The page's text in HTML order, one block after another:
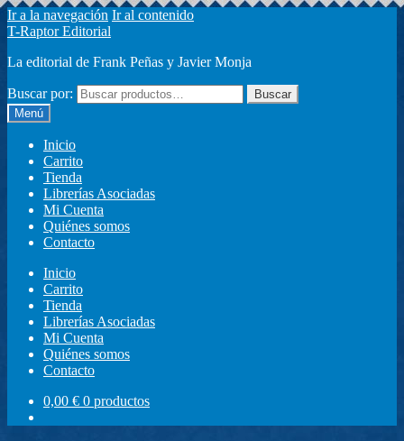
Ir a la navegación Ir al contenido
T-Raptor Editorial
La editorial de Frank Peñas y Javier Monja
Buscar por:
Buscar
Menú
Inicio
Carrito
Tienda
Librerías Asociadas
Mi Cuenta
Quiénes somos
Contacto
Inicio
Carrito
Tienda
Librerías Asociadas
Mi Cuenta
Quiénes somos
Contacto
0,00 € 0 productos